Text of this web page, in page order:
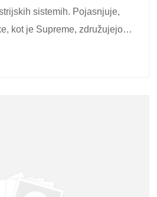
sistemih. Pojasnjuje,
kot je Supreme, združujejo
rešitev,......